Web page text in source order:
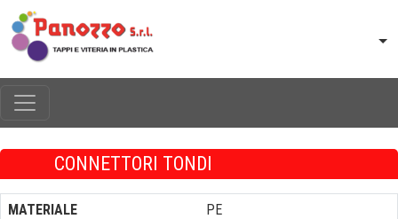
CONNETTORI TONDI
MATERIALE
PE